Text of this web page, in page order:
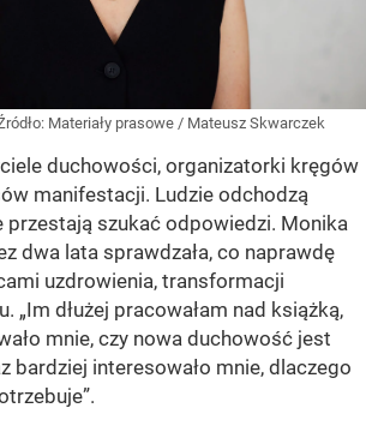
Materiały prasowe / Mateusz Skwarczek
duchowości, organizatorki kręgów
manifestacji. Ludzie odchodzą
przestają szukać odpowiedzi. Monika
dwa lata sprawdzała, co naprawdę
uzdrowienia, transformacji
„Im dłużej pracowałam nad książką,
mnie, czy nowa duchowość jest
bardziej interesowało mnie, dlaczego